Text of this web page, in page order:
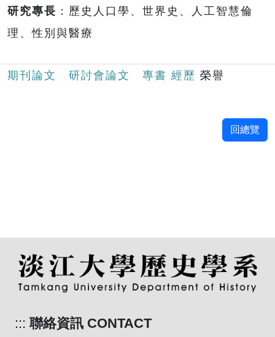
研究專長 ：歷史人口學、世界史、人工智慧倫
理、性別與醫療
期刊論文 研討會論文 專書 經歷 榮譽
回總覽
::: 聯絡資訊 CONTACT